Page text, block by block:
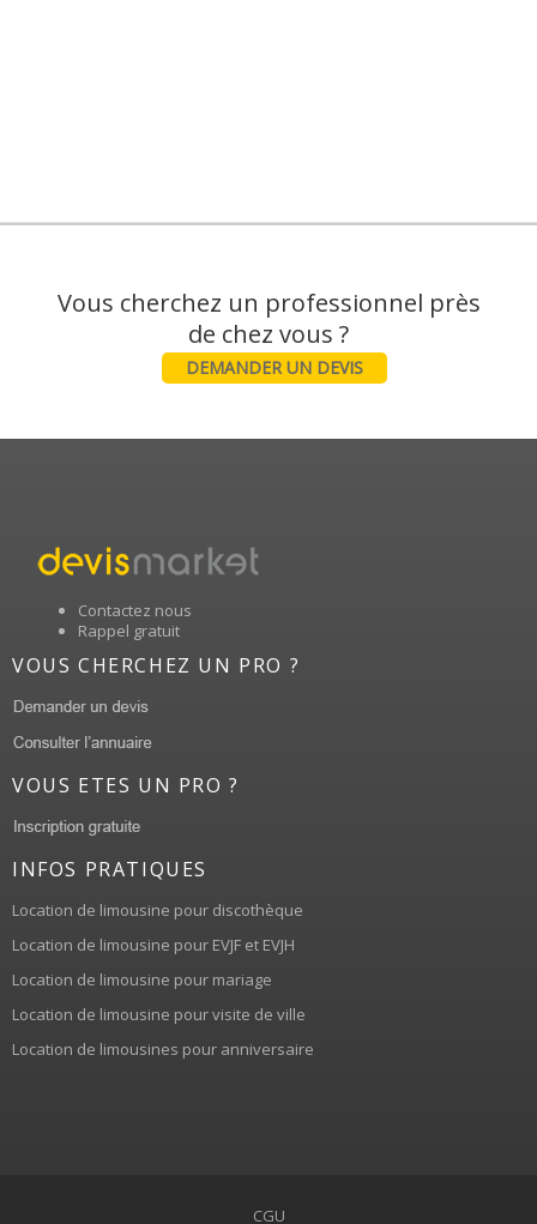
Vous cherchez un professionnel près
DEMANDER UN DEVIS
Contactez nous
Rappel gratuit
VOUS CHERCHEZ UN PRO ?
VOUS ETES UN PRO ?
INFOS PRATIQUES
Location de limousine pour discothèque
Location de limousine pour EVJF et EVJH
Location de limousine pour mariage
Location de limousine pour visite de ville
Location de limousines pour anniversaire
CGU